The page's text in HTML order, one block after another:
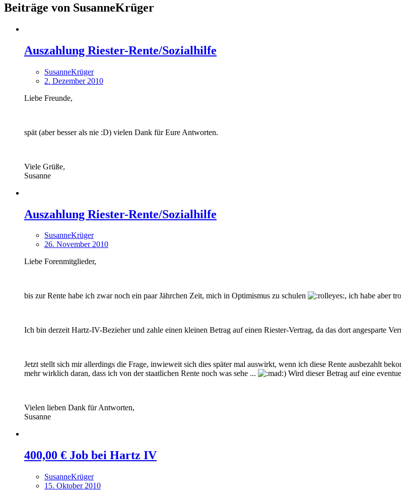
Beiträge von SusanneKrüger
Auszahlung Riester-Rente/Sozialhilfe
SusanneKrüger
2. Dezember 2010
Liebe Freunde,
spät (aber besser als nie :D) vielen Dank für Eure Antworten.
Viele Grüße,
Susanne
Auszahlung Riester-Rente/Sozialhilfe
SusanneKrüger
26. November 2010
Liebe Forenmitglieder,
bis zur Rente habe ich zwar noch ein paar Jährchen Zeit, mich in Optimismus zu schulen , ich habe aber
Ich bin derzeit Hartz-IV-Bezieher und zahle einen kleinen Betrag auf einen Riester-Vertrag, da das dort angesparte
Jetzt stellt sich mir allerdings die Frage, inwieweit sich dies später mal auswirkt, wenn ich diese Rente ausbezahlt
mehr wirklich daran, dass ich von der staatlichen Rente noch was sehe ...
) Wird dieser Betrag auf eine
Vielen lieben Dank für Antworten,
Susanne
400,00 € Job bei Hartz IV
SusanneKrüger
15. Oktober 2010